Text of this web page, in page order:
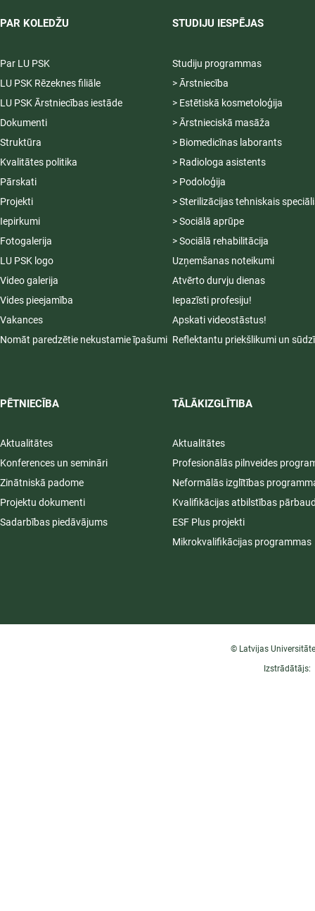
PAR KOLEDŽU
Par LU PSK
LU PSK Rēzeknes filiāle
LU PSK Ārstniecības iestāde
Dokumenti
Struktūra
Kvalitātes politika
Pārskati
Projekti
Iepirkumi
Fotogalerija
LU PSK logo
Video galerija
Vides pieejamība
Vakances
Nomāt paredzētie nekustamie īpašumi
PĒTNIECĪBA
Aktualitātes
Konferences un semināri
Zinātniskā padome
Projektu dokumenti
Sadarbības piedāvājums
STUDIJU IESPĒJAS
Studiju programmas
> Ārstniecība
> Estētiskā kosmetoloģija
> Ārstnieciskā masāža
> Biomedicīnas laborants
> Radiologa asistents
> Podoloģija
> Sterilizācijas tehniskais
> Sociālā aprūpe
> Sociālā rehabilitācija
Uzņemšanas noteikumi
Atvērto durvju dienas
Iepazīsti profesiju!
Apskati videostāstus!
Reflektantu priekšlikumi un
TĀLĀKIZGLĪTIBA
Aktualitātes
Profesionālās pilnveides
Neformālās izglītības
Kvalifikācijas atbilstības
ESF Plus projekti
Mikrokvalifikācijas programmas
© Latvijas
Izstrādātājs: